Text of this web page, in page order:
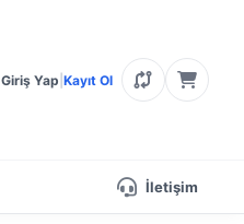
Giriş Yap Kayıt Ol
İletişim